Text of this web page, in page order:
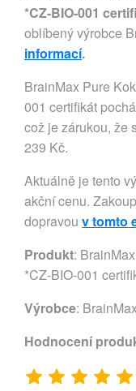
*CZ-BIO-001
oblíbený výrobce
informací.
BrainMax Pure
001 certifikát
což je zárukou, že
239 Kč.
Aktuálně je tento
akční cenu.
dopravou v tomto
Produkt:
*CZ-BIO-001
Výrobce:
Hodnocení